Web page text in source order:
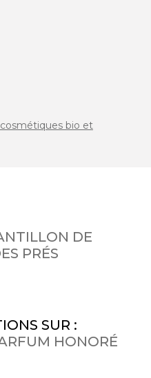
bio et
DE
PRÉS
SUR :
HONORÉ